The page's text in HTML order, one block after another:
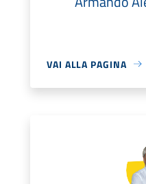
VAI ALLA PAGINA